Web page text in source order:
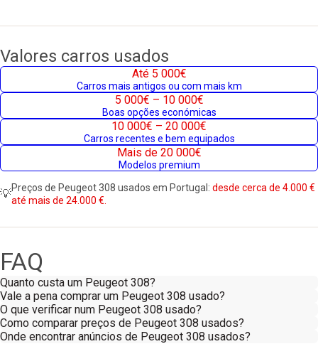
Valores carros usados
Até 5 000€
Carros mais antigos ou com mais km
5 000€ – 10 000€
Boas opções económicas
10 000€ – 20 000€
Carros recentes e bem equipados
Mais de 20 000€
Modelos premium
💡Preços de Peugeot 308 usados em Portugal: desde cerca de 4.000 €
até mais de 24.000 €.
FAQ
Quanto custa um Peugeot 308?
Vale a pena comprar um Peugeot 308 usado?
O que verificar num Peugeot 308 usado?
Como comparar preços de Peugeot 308 usados?
Onde encontrar anúncios de Peugeot 308 usados?